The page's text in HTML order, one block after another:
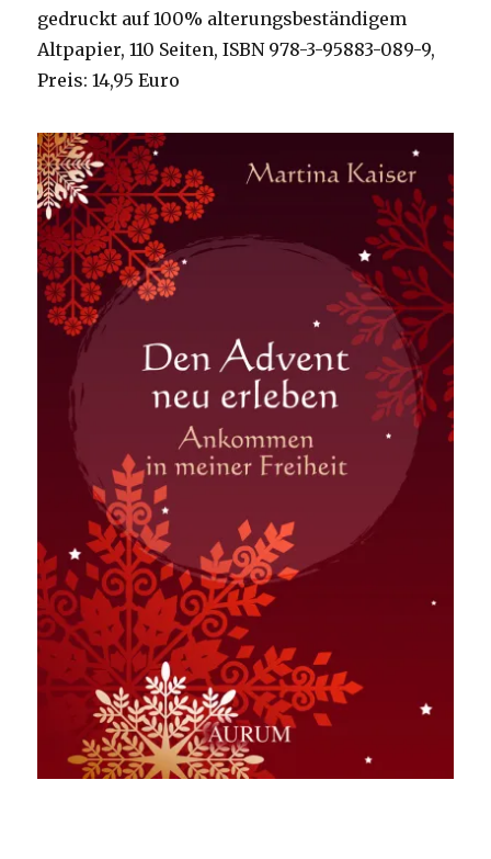
gedruckt auf 100% alterungsbeständigem
Altpapier, 110 Seiten, ISBN 978-3-95883-089-9,
Preis: 14,95 Euro